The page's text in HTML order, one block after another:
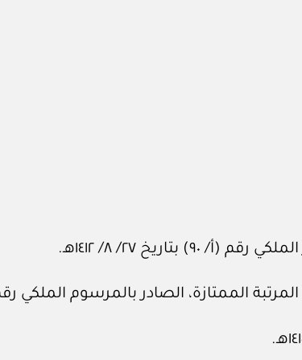
٢٧/ ٨/ ١٤١٢هـ.
الصادر بالمرسوم الملكي رقم (م/ ١٠) بتاريخ ١٨/ ٣/